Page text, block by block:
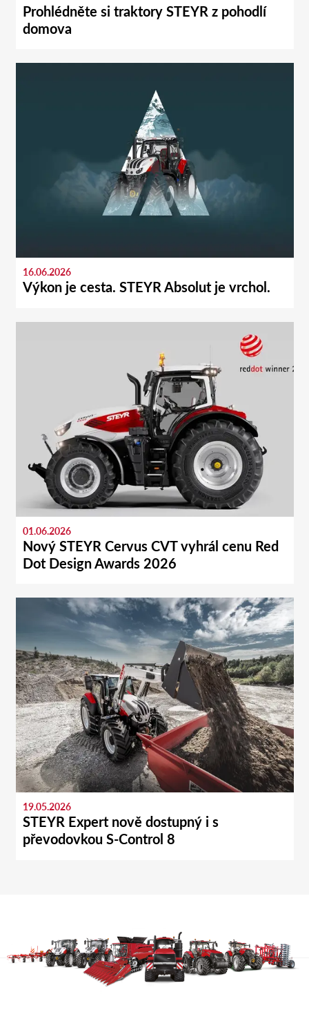
Prohlédněte si traktory STEYR z pohodlí
domova
16.06.2026
Výkon je cesta. STEYR Absolut je vrchol.
01.06.2026
Nový STEYR Cervus CVT vyhrál cenu Red
Dot Design Awards 2026
19.05.2026
STEYR Expert nově dostupný i s
převodovkou S-Control 8